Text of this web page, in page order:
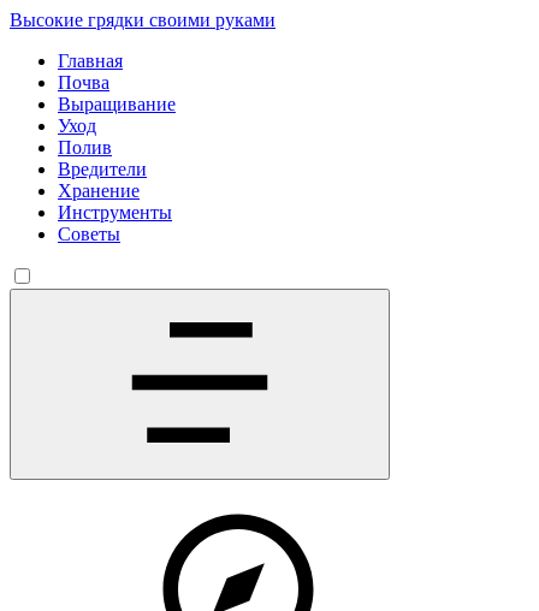
Высокие грядки своими руками
Главная
Почва
Выращивание
Уход
Полив
Вредители
Хранение
Инструменты
Советы